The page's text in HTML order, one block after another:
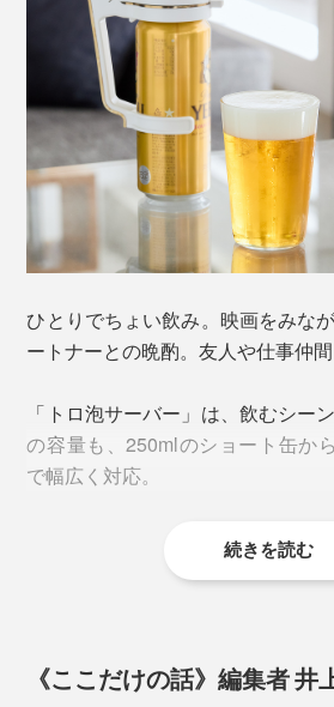
に“トロ泡”を注いであげられるとい
使い方は至極カンタンです！
音が出ます
① 缶ビールのフタを開け、飲み
の位置を揃えて、缶の上からかぶせ
② レバーを前に押しながら、缶上
バサバサ泡はすぐに弾けてしまい
バー」の細かい泡は消えにくく長
おいしい一杯であった証としてで
グ」もご覧のとおり。
ひとりでちょい飲み。映画をみな
ートナーとの晩酌。友人や仕事仲間
「トロ泡サーバー」は、飲むシー
の容量も、250mlのショート缶か
で幅広く対応。
続きを読む
《ここだけの話》編集者 井